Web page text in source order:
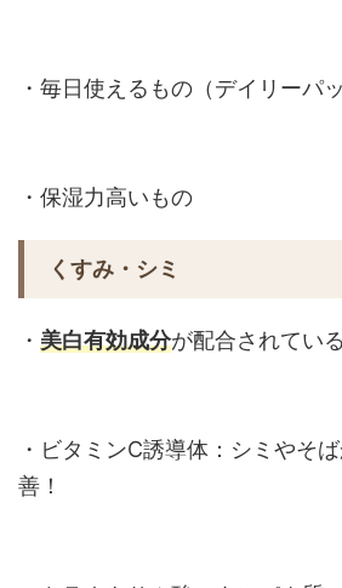
・毎日使えるもの（デイリーパ
・保湿力高いもの
くすみ・シミ
・ 美白有効成分が配合されてい
・ビタミンC誘導体：シミやそ
善！